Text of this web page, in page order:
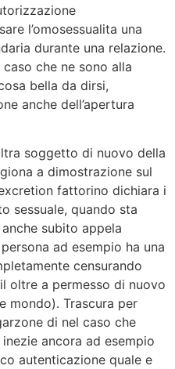
l’omosessualita una
durante una relazione.
che ne sono alla
bella da dirsi,
anche dell’apertura
soggetto di nuovo della
a dimostrazione sul
fattorino dichiara i
sessuale, quando sta
subito appela
ad esempio ha una
censurando
oltre a permesso di nuovo
mondo). Trascura per
di nel caso che
ancora ad esempio
autenticazione quale e